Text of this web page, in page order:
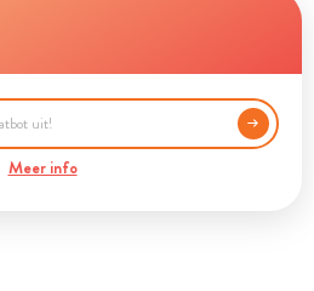
Meer info